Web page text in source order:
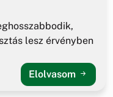
lesz érvényben
Elolvasom